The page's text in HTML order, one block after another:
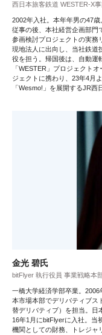
西日本旅客鉄道 WESTER-X
2002年入社。本年年男の47
従事の後、本社経営企画部門
参画検討プロジェクトの実務
現地法人に出向し、当社鉄道
役を担う。​帰国後は、自動運
「WESTER」プロジェクト
ジェクトに携わり、23年4月
「Wesmo!」を展開するJR西
金光 碧氏
bitFlyer 執行役員 事業戦略本
一橋大学経済学部卒業。
本市場本部でデリバティブス
替デリバティブ）を担当。日
16年1月にbitFlyerに入社。当
機関としての財務、トレジャ